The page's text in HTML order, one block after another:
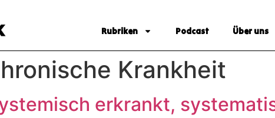
Rubriken Podcast Über uns
Krankheit
erkrankt,